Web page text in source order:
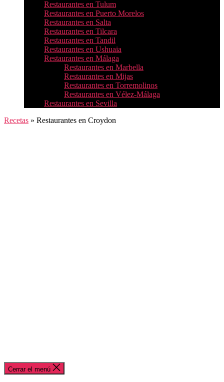
Restaurantes en Tulum
Restaurantes en Puerto Morelos
Restaurantes en Salta
Restaurantes en Tilcara
Restaurantes en Tandil
Restaurantes en Ushuaia
Restaurantes en Málaga
Restaurantes en Marbella
Restaurantes en Mijas
Restaurantes en Torremolinos
Restaurantes en Vélez-Málaga
Restaurantes en Sevilla
Recetas » Restaurantes en Croydon
Cerrar el menú